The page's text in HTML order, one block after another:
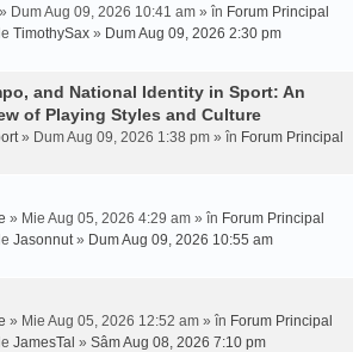
» Dum Aug 09, 2026 10:41 am » în Forum Principal
TimothySax » Dum Aug 09, 2026 2:30 pm
and National Identity in Sport: An
of Playing Styles and Culture
» Dum Aug 09, 2026 1:38 pm » în Forum Principal
» Mie Aug 05, 2026 4:29 am » în Forum Principal
Jasonnut» Dum Aug 09, 2026 10:55 am
» Mie Aug 05, 2026 12:52 am » în Forum Principal
JamesTal » Sâm Aug 08, 2026 7:10 pm